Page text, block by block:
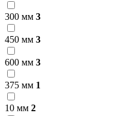
300 мм 3
450 мм 3
600 мм 3
375 мм 1
10 мм 2